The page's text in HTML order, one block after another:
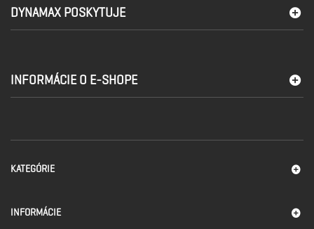
DYNAMAX POSKYTUJE
INFORMÁCIE O E-SHOPE
KATEGÓRIE
INFORMÁCIE